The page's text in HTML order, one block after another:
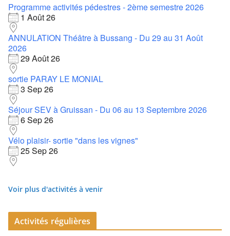
Programme activités pédestres - 2ème semestre 2026
1 Août 26
ANNULATION Théâtre à Bussang - Du 29 au 31 Août
2026
29 Août 26
sortie PARAY LE MONIAL
3 Sep 26
Séjour SEV à Gruissan - Du 06 au 13 Septembre 2026
6 Sep 26
Vélo plaisir- sortie "dans les vignes"
25 Sep 26
Voir plus d'activités à venir
Activités régulières